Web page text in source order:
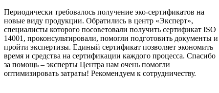
Периодически требовалось получение эко-сертификатов на
новые виду продукции. Обратились в центр «Эксперт»,
специалисты которого посоветовали получить сертификат ISO
14001, проконсультировали, помогли подготовить документы и
пройти экспертизы. Единый сертификат позволяет экономить
время и средства на сертификации каждого процесса. Спасибо
за помощь – эксперты Центра нам очень помогли
оптимизировать затраты! Рекомендуем к сотрудничеству.